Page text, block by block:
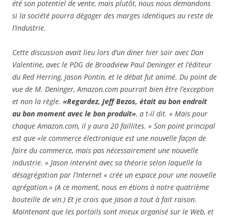
été son potentiel de vente, mais plutôt, nous nous demandons
si la société pourra dégager des marges identiques au reste de
l’industrie.
Cette discussion avait lieu lors d’un diner hier soir avec Don
Valentine, avec le PDG de Broadview Paul Deninger et l’éditeur
du Red Herring, Jason Pontin, et le débat fut animé. Du point de
vue de M. Deninger, Amazon.com pourrait bien être l’exception
et non la règle. «Regardez, Jeff Bezos, était au bon endroit
au bon moment avec le bon produit», a t-il dit. « Mais pour
chaque Amazon.com, il y aura 20 faillites. » Son point principal
est que «le commerce électronique est une nouvelle façon de
faire du commerce, mais pas nécessairement une nouvelle
industrie. » Jason intervint avec sa théorie selon laquelle la
désagrégation par l’Internet « crée un espace pour une nouvelle
agrégation.» (A ce moment, nous en étions à notre quatrième
bouteille de vin.) Et je crois que Jason a tout à fait raison.
Maintenant que les portails sont mieux organisé sur le Web, et